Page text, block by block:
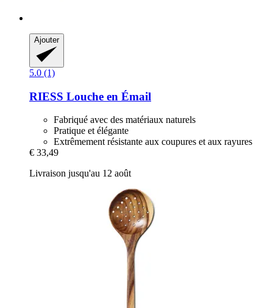
Ajouter
5.0 (1)
RIESS Louche en Émail
Fabriqué avec des matériaux naturels
Pratique et élégante
Extrêmement résistante aux coupures et aux rayures
€ 33,49
Livraison jusqu'au 12 août